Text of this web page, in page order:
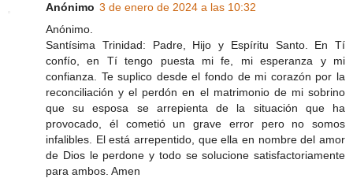
Anónimo 3 de enero de 2024 a las 10:32
Anónimo.
Santísima Trinidad: Padre, Hijo y Espíritu Santo. En Tí
confío, en Tí tengo puesta mi fe, mi esperanza y mi
confianza. Te suplico desde el fondo de mi corazón por la
reconciliación y el perdón en el matrimonio de mi sobrino
que su esposa se arrepienta de la situación que ha
provocado, él cometió un grave error pero no somos
infalibles. El está arrepentido, que ella en nombre del amor
de Dios le perdone y todo se solucione satisfactoriamente
para ambos. Amen